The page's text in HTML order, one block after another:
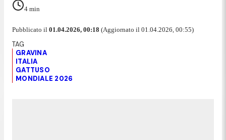
4 min
Pubblicato il 01.04.2026, 00:18 (Aggiornato il 01.04.2026, 00:55)
GRAVINA
ITALIA
GATTUSO
MONDIALE 2026